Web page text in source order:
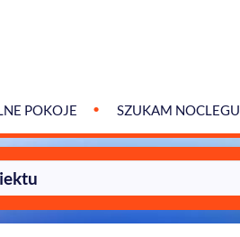
POKOJE SZUKAM NOCLEGU